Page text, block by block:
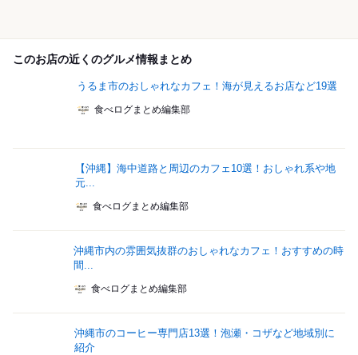
このお店の近くのグルメ情報まとめ
うるま市のおしゃれなカフェ！海が見えるお店など19選
食べログまとめ編集部
【沖縄】海中道路と周辺のカフェ10選！おしゃれ系や地
元...
食べログまとめ編集部
沖縄市内の雰囲気抜群のおしゃれなカフェ！おすすめの時
間...
食べログまとめ編集部
沖縄市のコーヒー専門店13選！泡瀬・コザなど地域別に
紹介